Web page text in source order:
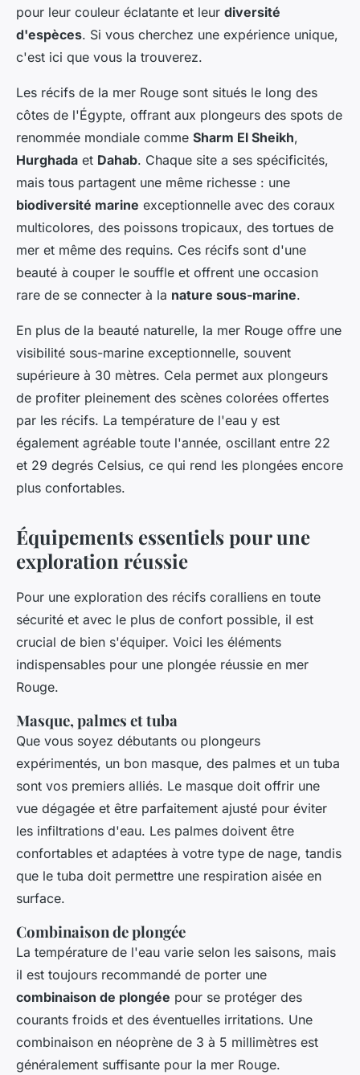
pour leur couleur éclatante et leur diversité
d'espèces. Si vous cherchez une expérience unique,
c'est ici que vous la trouverez.
Les récifs de la mer Rouge sont situés le long des
côtes de l'Égypte, offrant aux plongeurs des spots de
renommée mondiale comme Sharm El Sheikh,
Hurghada et Dahab. Chaque site a ses spécificités,
mais tous partagent une même richesse : une
biodiversité marine exceptionnelle avec des coraux
multicolores, des poissons tropicaux, des tortues de
mer et même des requins. Ces récifs sont d'une
beauté à couper le souffle et offrent une occasion
rare de se connecter à la nature sous-marine.
En plus de la beauté naturelle, la mer Rouge offre une
visibilité sous-marine exceptionnelle, souvent
supérieure à 30 mètres. Cela permet aux plongeurs
de profiter pleinement des scènes colorées offertes
par les récifs. La température de l'eau y est
également agréable toute l'année, oscillant entre 22
et 29 degrés Celsius, ce qui rend les plongées encore
plus confortables.
Équipements essentiels pour une
exploration réussie
Pour une exploration des récifs coralliens en toute
sécurité et avec le plus de confort possible, il est
crucial de bien s'équiper. Voici les éléments
indispensables pour une plongée réussie en mer
Rouge.
Masque, palmes et tuba
Que vous soyez débutants ou plongeurs
expérimentés, un bon masque, des palmes et un tuba
sont vos premiers alliés. Le masque doit offrir une
vue dégagée et être parfaitement ajusté pour éviter
les infiltrations d'eau. Les palmes doivent être
confortables et adaptées à votre type de nage, tandis
que le tuba doit permettre une respiration aisée en
surface.
Combinaison de plongée
La température de l'eau varie selon les saisons, mais
il est toujours recommandé de porter une
combinaison de plongée pour se protéger des
courants froids et des éventuelles irritations. Une
combinaison en néoprène de 3 à 5 millimètres est
généralement suffisante pour la mer Rouge.